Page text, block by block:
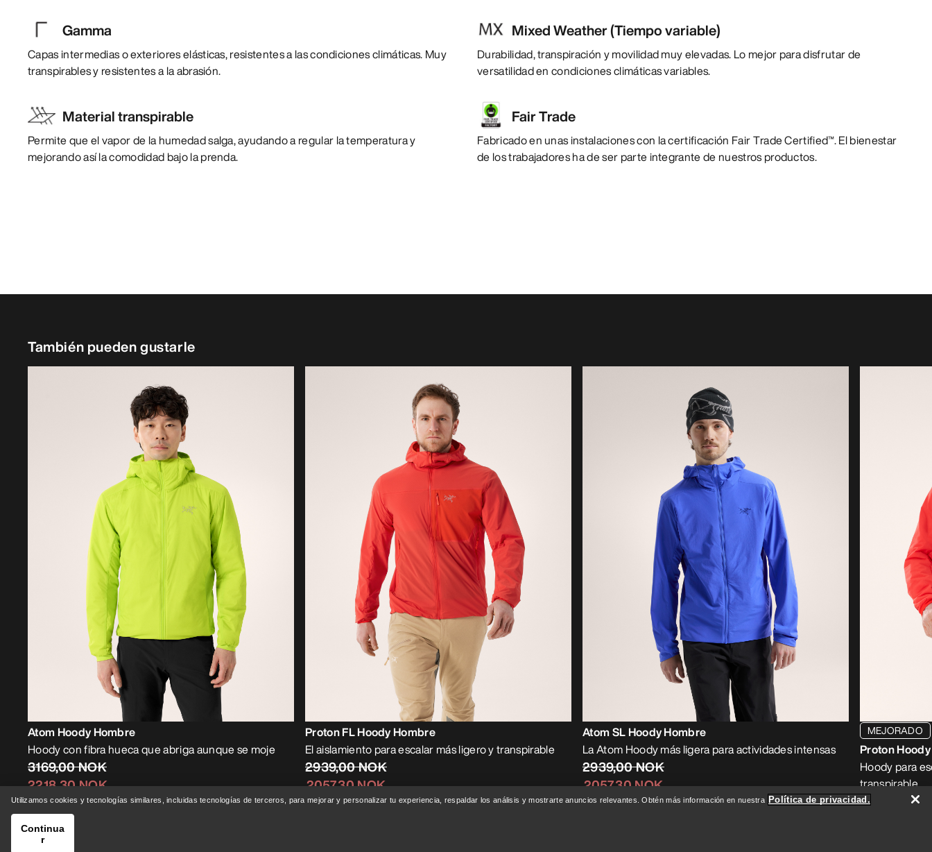
Gamma
Capas intermedias o exteriores elásticas, resistentes a las condiciones climáticas. Muy
transpirables y resistentes a la abrasión.
Mixed Weather (Tiempo variable)
Durabilidad, transpiración y movilidad muy elevadas. Lo mejor para disfrutar de
versatilidad en condiciones climáticas variables.
Material transpirable
Permite que el vapor de la humedad salga, ayudando a regular la temperatura y
mejorando así la comodidad bajo la prenda.
Fair Trade
Fabricado en unas instalaciones con la certificación Fair Trade Certified™. El bienestar
de los trabajadores ha de ser parte integrante de nuestros productos.
También pueden gustarle
Atom Hoody Hombre
Hoody con fibra hueca que abriga aunque se moje
3169,00 NOK
2218,30 NOK
Proton FL Hoody Hombre
El aislamiento para escalar más ligero y transpirable
2939,00 NOK
2057,30 NOK
Atom SL Hoody Hombre
La Atom Hoody más ligera para actividades intensas
2939,00 NOK
2057,30 NOK
MEJORADO
Proton
Hoody para
transpirable
3899,00
Utilizamos cookies y tecnologías similares, incluidas tecnologías de terceros, para mejorar y personalizar tu experiencia, respaldar los análisis y mostrarte anuncios relevantes. Obtén más información en nuestra Política de privacidad.
Continua
r